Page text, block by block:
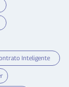
Inteligente